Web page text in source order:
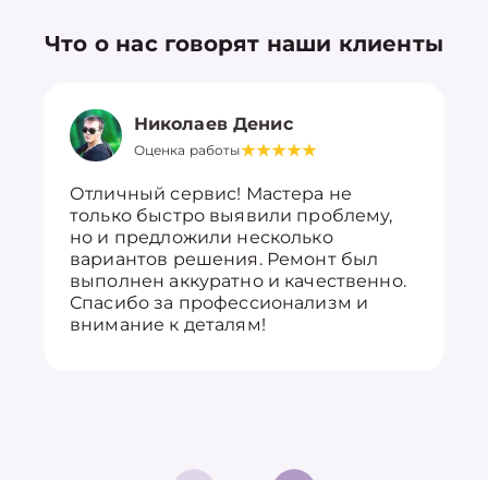
Что о нас говорят наши клиенты
Николаев Денис
Оценка работы
Отличный сервис! Мастера не
только быстро выявили проблему,
но и предложили несколько
вариантов решения. Ремонт был
выполнен аккуратно и качественно.
Спасибо за профессионализм и
внимание к деталям!